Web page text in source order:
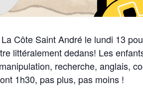
Côte Saint André le lundi 13
littéralement dedans! Les
recherche, anglais,
1h30, pas plus, pas moins !